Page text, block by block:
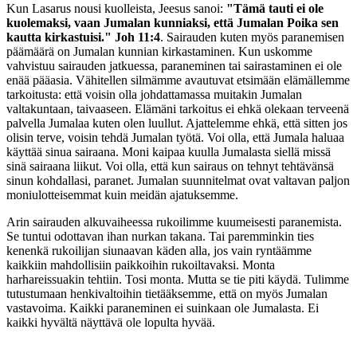
Kun Lasarus nousi kuolleista, Jeesus sanoi: "Tämä tauti ei ole
kuolemaksi, vaan Jumalan kunniaksi, että Jumalan Poika sen
kautta kirkastuisi." Joh 11:4. Sairauden kuten myös paranemisen
päämäärä on Jumalan kunnian kirkastaminen. Kun uskomme
vahvistuu sairauden jatkuessa, paraneminen tai sairastaminen ei ole
enää pääasia. Vähitellen silmämme avautuvat etsimään elämällemme
tarkoitusta: että voisin olla johdattamassa muitakin Jumalan
valtakuntaan, taivaaseen. Elämäni tarkoitus ei ehkä olekaan terveenä
palvella Jumalaa kuten olen luullut. Ajattelemme ehkä, että sitten jos
olisin terve, voisin tehdä Jumalan työtä. Voi olla, että Jumala haluaa
käyttää sinua sairaana. Moni kaipaa kuulla Jumalasta siellä missä
sinä sairaana liikut. Voi olla, että kun sairaus on tehnyt tehtävänsä
sinun kohdallasi, paranet. Jumalan suunnitelmat ovat valtavan paljon
moniulotteisemmat kuin meidän ajatuksemme.
Arin sairauden alkuvaiheessa rukoilimme kuumeisesti paranemista.
Se tuntui odottavan ihan nurkan takana. Tai paremminkin ties
kenenkä rukoilijan siunaavan käden alla, jos vain ryntäämme
kaikkiin mahdollisiin paikkoihin rukoiltavaksi. Monta
harhareissuakin tehtiin. Tosi monta. Mutta se tie piti käydä. Tulimme
tutustumaan henkivaltoihin tietääksemme, että on myös Jumalan
vastavoima. Kaikki paraneminen ei suinkaan ole Jumalasta. Ei
kaikki hyvältä näyttävä ole lopulta hyvää.